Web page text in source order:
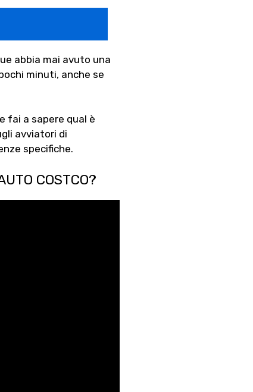
abbia mai avuto una
minuti, anche se
fai a sapere qual è
avviatori di
specifiche.
COSTCO?